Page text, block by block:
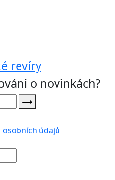
revíry
o novinkách?
osobních údajů